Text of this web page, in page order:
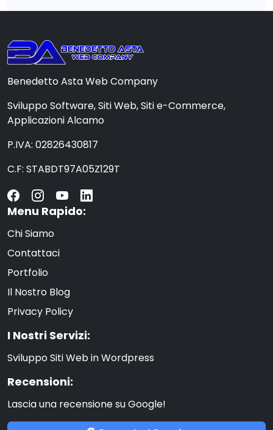
Benedetto Asta Web Company
Sviluppo Software, Siti Web, Siti e-Commerce,
Applicazioni Alcamo
P.IVA: 02826430817
C.F: STABDT97A05Z129T
Menu Rapido:
Chi Siamo
Contattaci
Portfolio
Il Nostro Blog
Privacy Policy
I Nostri Servizi:
Sviluppo Siti Web in Wordpress
Recensioni:
Lascia una recensione su Google!